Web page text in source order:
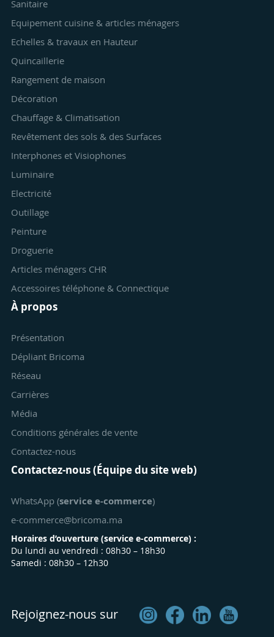
Sanitaire
Equipement cuisine & articles ménagers
Echelles & travaux en Hauteur
Quincaillerie
Rangement de maison
Décoration
Chauffage & Climatisation
Revêtement des sols & des Surfaces
Interphones et Visiophones
Luminaire
Electricité
Outillage
Peinture
Droguerie
Articles ménagers CHR
Accessoires téléphone & Connectique
À propos
Présentation
Dépliant Bricoma
Réseau
Carrières
Média
Conditions générales de vente
Contactez-nous
Contactez-nous (Équipe du site web)
WhatsApp (service e-commerce)
e-commerce@bricoma.ma
Horaires d’ouverture (service e-commerce) :
Du lundi au vendredi : 08h30 – 18h30
Samedi : 08h30 – 12h30
Rejoignez-nous sur